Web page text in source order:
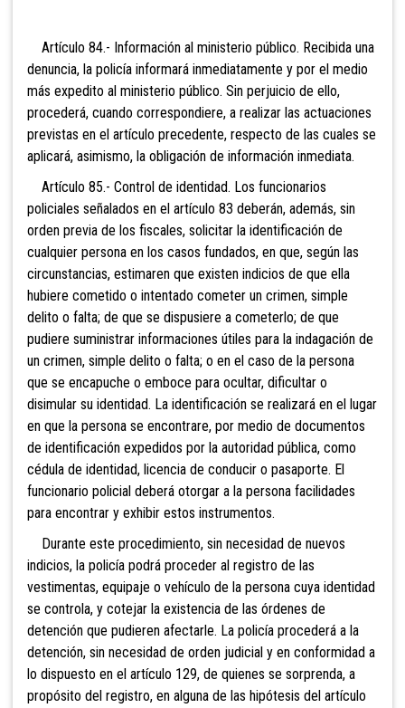
Artículo 84.- Información al ministerio público. Recibida una
denuncia, la policía informará inmediatamente y por el medio
más expedito al ministerio público. Sin perjuicio de ello,
procederá, cuando correspondiere, a realizar las actuaciones
previstas en el artículo precedente, respecto de las cuales se
aplicará, asimismo, la obligación de información inmediata.
Artículo 85.- Control de identidad. Los funcionarios
policiales señalados en el artículo 83 deberán, además, sin
orden previa de los fiscales, solicitar la identificación de
cualquier persona en los casos fundados, en que, según las
circunstancias, estimaren que existen indicios de que ella
hubiere cometido o intentado cometer un crimen, simple
delito o falta; de que se dispusiere a cometerlo; de que
pudiere suministrar informaciones útiles para la indagación de
un crimen, simple delito o falta; o en el caso de la persona
que se encapuche o emboce para ocultar, dificultar o
disimular su identidad. La identificación se realizará en el lugar
en que la persona se encontrare, por medio de documentos
de identificación expedidos por la autoridad pública, como
cédula de identidad, licencia de conducir o pasaporte. El
funcionario policial deberá otorgar a la persona facilidades
para encontrar y exhibir estos instrumentos.
Durante este procedimiento, sin necesidad de nuevos
indicios, la policía podrá proceder al registro de las
vestimentas, equipaje o vehículo de la persona cuya identidad
se controla, y cotejar la existencia de las órdenes de
detención que pudieren afectarle. La policía procederá a la
detención, sin necesidad de orden judicial y en conformidad a
lo dispuesto en el artículo 129, de quienes se sorprenda, a
propósito del registro, en alguna de las hipótesis del artículo